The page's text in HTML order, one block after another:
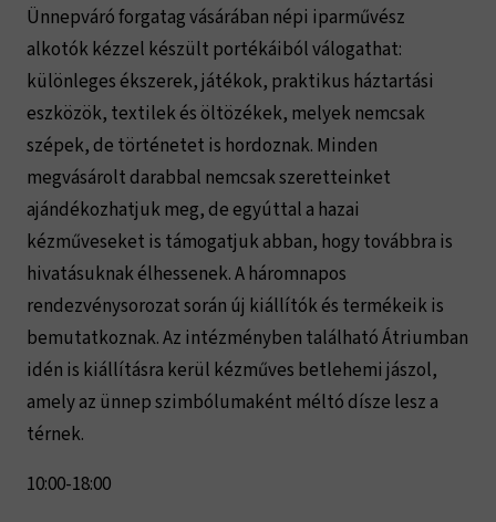
Ünnepváró forgatag vásárában népi iparművész
alkotók kézzel készült portékáiból válogathat:
különleges ékszerek, játékok, praktikus háztartási
eszközök, textilek és öltözékek, melyek nemcsak
szépek, de történetet is hordoznak. Minden
megvásárolt darabbal nemcsak szeretteinket
ajándékozhatjuk meg, de egyúttal a hazai
kézműveseket is támogatjuk abban, hogy továbbra is
hivatásuknak élhessenek. A háromnapos
rendezvénysorozat során új kiállítók és termékeik is
bemutatkoznak. Az intézményben található Átriumban
idén is kiállításra kerül kézműves betlehemi jászol,
amely az ünnep szimbólumaként méltó dísze lesz a
térnek.
10:00-18:00